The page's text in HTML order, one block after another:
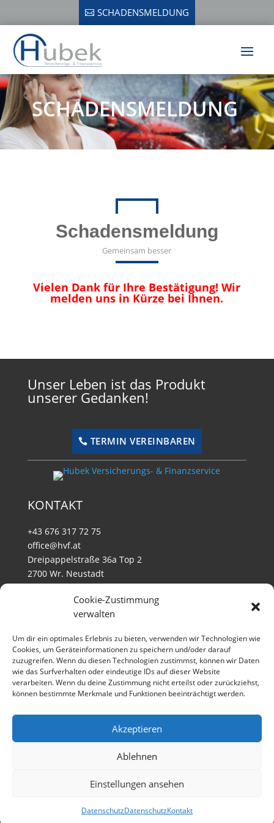
Cookie-Zustimmung
verwalten
Um dir ein optimales Erlebnis zu bieten, verwenden wir Technologien wie
Cookies, um Geräteinformationen zu speichern und/oder darauf
zuzugreifen. Wenn du diesen Technologien zustimmst, können wir Daten
wie das Surfverhalten oder eindeutige IDs auf dieser Website
verarbeiten. Wenn du deine Zustimmung nicht erteilst oder zurückziehst,
können bestimmte Merkmale und Funktionen beeinträchtigt werden.
Akzeptieren
Ablehnen
Einstellungen ansehen
DatenschutzDatenschutzKontakt
SCHADENSMELDUNG
SCHADENSMELDUNG
Schadensmeldung
Gemeinsam besser
Vielen Dank für Ihre Bestätigung! Wir
melden uns in Kürze bei Ihnen.
Unser Leben ist das Produkt
unserer Gedanken!
TERMIN VEREINBAREN
KONTAKT
+43 676 317 72 75
office@hvf.at
Dreipappelstraße 36a Top 2
2700 Wr. Neustadt
RECHTLICHES
KONTAKT
DATENSCHUTZ
COOKIES
IMPRESSUM
ÖFFNUNGSZEITEN